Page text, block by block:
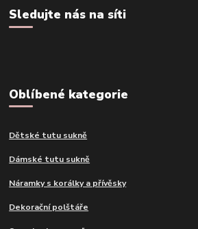
Sledujte nás na síti
Oblíbené kategorie
Dětské tutu sukně
Dámské tutu sukně
Náramky s korálky a přívěsky
Dekorační polštáře